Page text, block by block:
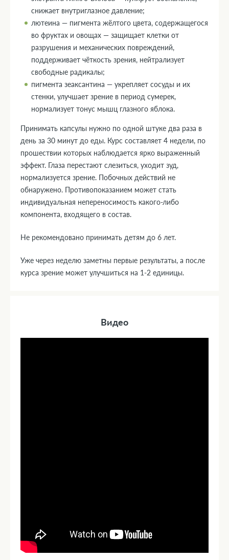
снижает внутриглазное давление;
лютеина — пигмента жёлтого цвета, содержащегося
во фруктах и овощах — защищает клетки от
разрушения и механических повреждений,
поддерживает чёткость зрения, нейтрализует
свободные радикалы;
пигмента зеаксантина — укрепляет сосуды и их
стенки, улучшает зрение в период сумерек,
нормализует тонус мышц глазного яблока.
Принимать капсулы нужно по одной штуке два раза в
день за 30 минут до еды. Курс составляет 4 недели, по
прошествии которых наблюдается ярко выраженный
эффект. Глаза перестают слезиться, уходит зуд,
нормализуется зрение. Побочных действий не
обнаружено. Противопоказанием может стать
индивидуальная непереносимость какого-либо
компонента, входящего в состав.
Не рекомендовано принимать детям до 6 лет.
Уже через неделю заметны первые результаты, а после
курса зрение может улучшиться на 1-2 единицы.
Видео